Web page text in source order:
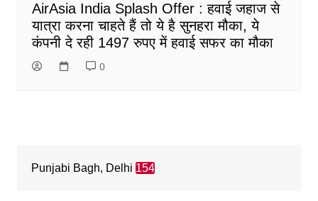
AirAsia India Splash Offer : हवाई जहाज से
यात्रा करना चाहते हैं तो ये है सुनहरा मौका, ये
कंपनी दे रही 1497 रुपए में हवाई सफर का मौका
0
Punjabi Bagh, Delhi 154